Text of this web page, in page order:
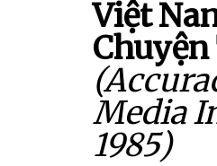
Việt
Media
1985)